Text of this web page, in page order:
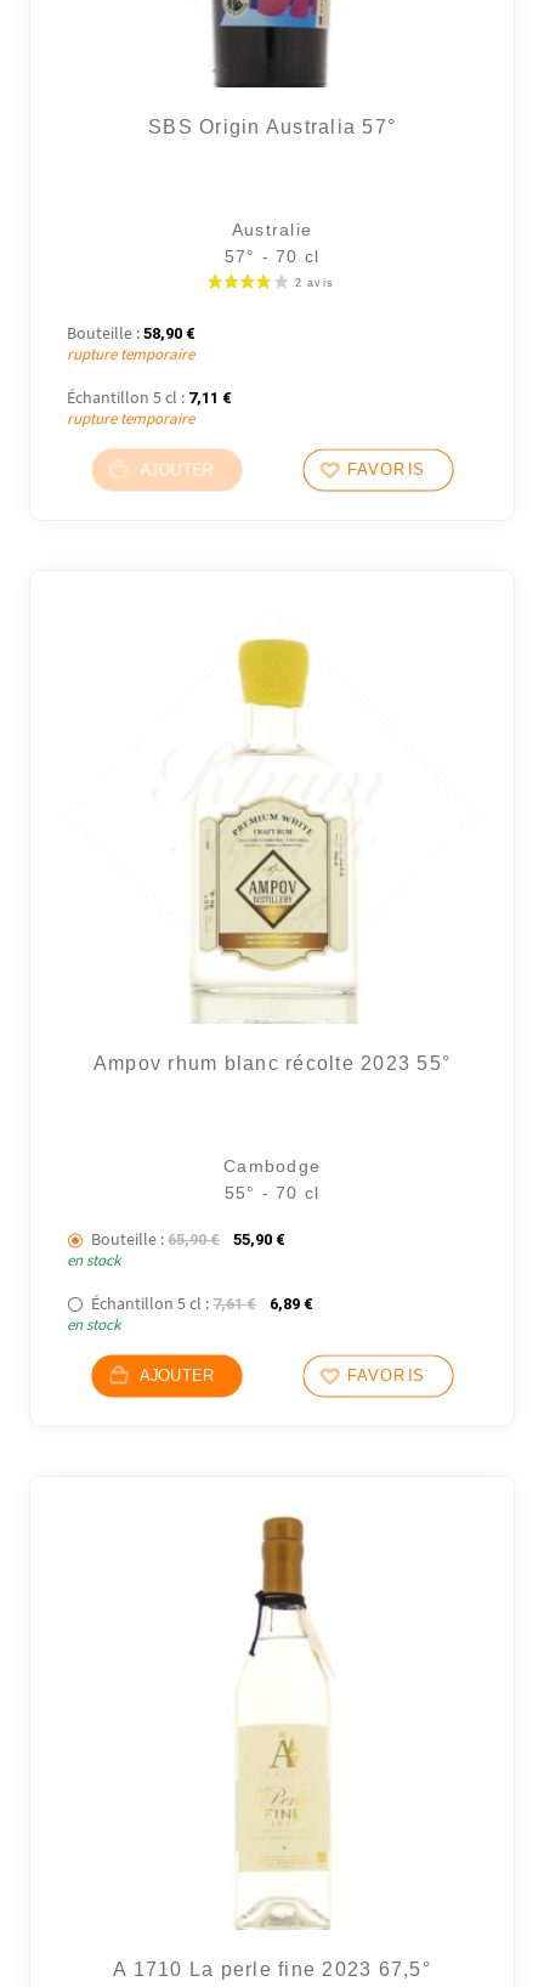
SBS Origin Australia 57°
Australie
57° - 70 cl
Bouteille : 58,90 €
rupture temporaire
Échantillon 5 cl : 7,11 €
rupture temporaire
AJOUTER FAVORIS
Ampov rhum blanc récolte 2023 55°
Cambodge
55° - 70 cl
Bouteille : 65,90€ Le prix initial était : 65,90 €.
55,90 €Le prix actuel est : 55,90 €.
en stock
Échantillon 5 cl : 7,61€ Le prix initial était : 7,61 €.
6,89 €Le prix actuel est : 6,89 €.
en stock
AJOUTER FAVORIS
A 1710 La perle fine 2023 67,5°